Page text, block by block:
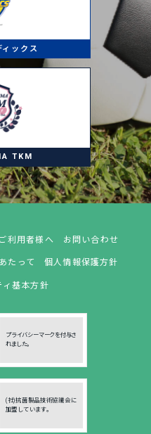
ックス
TKM
利用者様へ
お問い合わせ
たって
個人情報保護方針
基本方針
プライバシーマークを付与さ
れました。
(社)抗菌製品技術協議会に
加盟しています。